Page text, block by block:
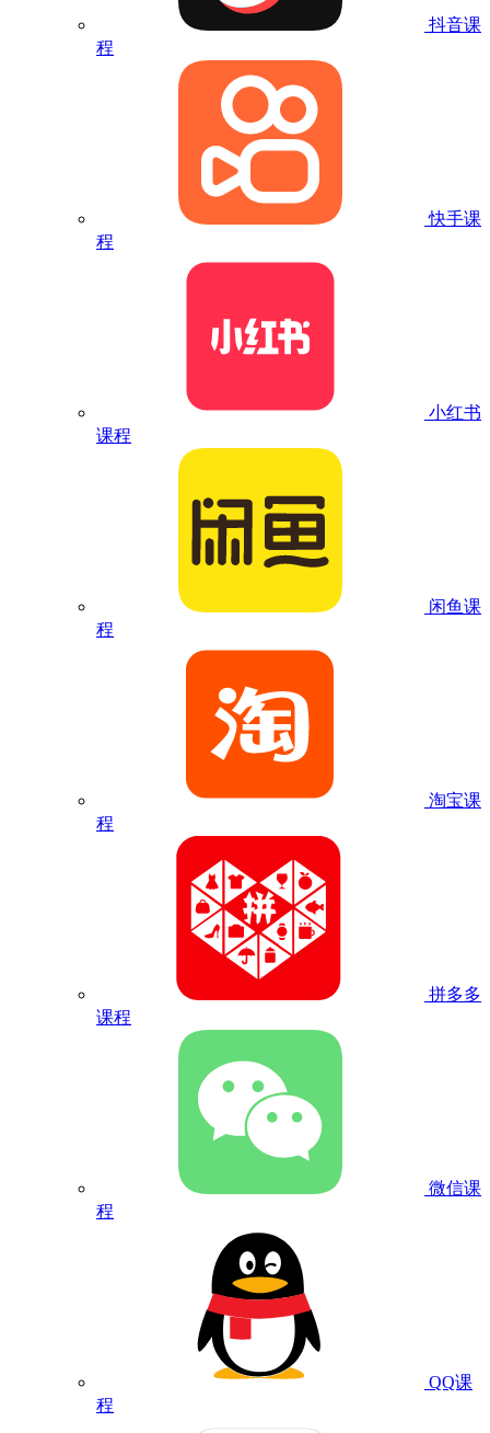
抖音课
程
快手课
程
小红书
课程
闲鱼课
程
淘宝课
程
拼多多
课程
微信课
程
QQ课
程